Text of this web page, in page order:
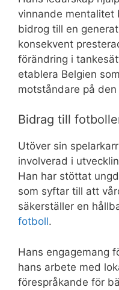
vinnande mentalitet
bidrog till en
konsekvent
förändring i
etablera Belgien
motståndare på
Bidrag till
Utöver sin
involverad i
Han har stöttat
som syftar till att
säkerställer en
fotboll.
Hans engagemang
hans arbete med
förespråkande för